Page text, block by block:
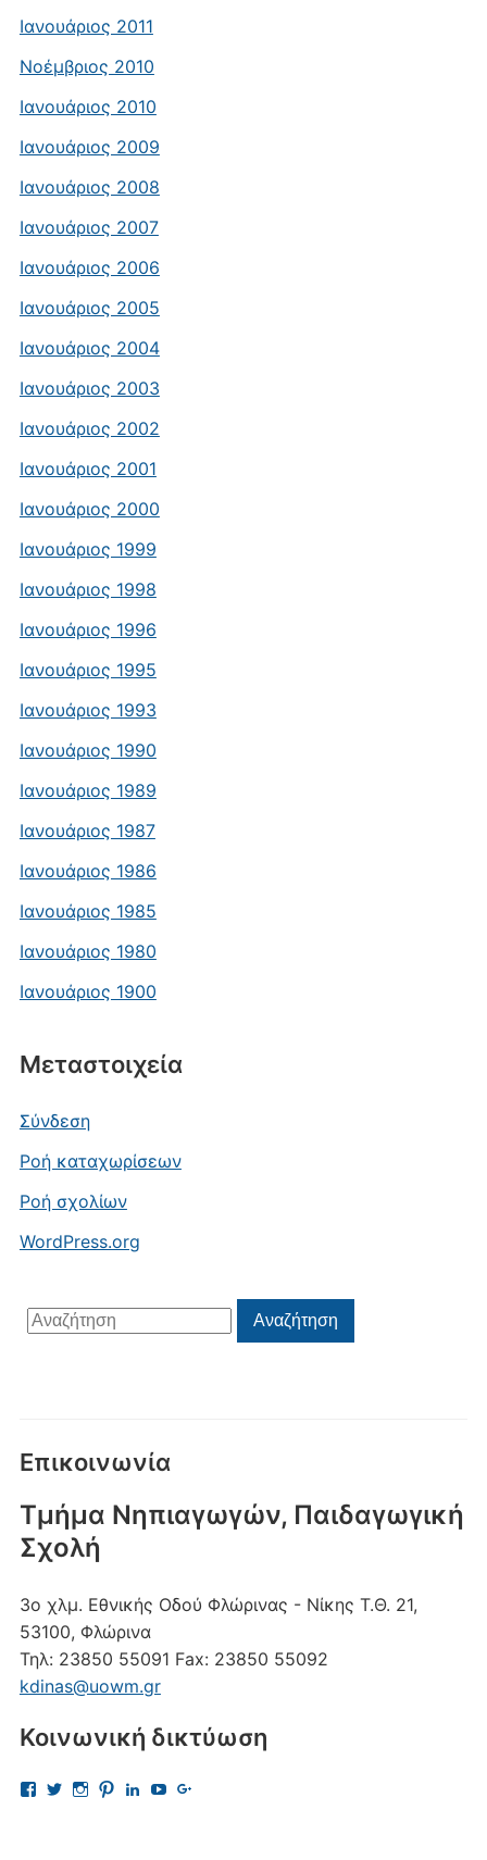
Ιανουάριος 2011
Νοέμβριος 2010
Ιανουάριος 2010
Ιανουάριος 2009
Ιανουάριος 2008
Ιανουάριος 2007
Ιανουάριος 2006
Ιανουάριος 2005
Ιανουάριος 2004
Ιανουάριος 2003
Ιανουάριος 2002
Ιανουάριος 2001
Ιανουάριος 2000
Ιανουάριος 1999
Ιανουάριος 1998
Ιανουάριος 1996
Ιανουάριος 1995
Ιανουάριος 1993
Ιανουάριος 1990
Ιανουάριος 1989
Ιανουάριος 1987
Ιανουάριος 1986
Ιανουάριος 1985
Ιανουάριος 1980
Ιανουάριος 1900
Μεταστοιχεία
Σύνδεση
Ροή καταχωρίσεων
Ροή σχολίων
WordPress.org
Αναζήτηση
για:
Αναζήτηση
Επικοινωνία
Τμήμα Νηπιαγωγών, Παιδαγωγική
Σχολή
3ο χλμ. Εθνικής Οδού Φλώρινας - Νίκης Τ.Θ. 21,
53100, Φλώρινα
Τηλ: 23850 55091 Fax: 23850 55092
kdinas@uowm.gr
Κοινωνική δικτύωση
Προβολή
Προβολή
Προβολή
Προβολή
Προβολή
Προβολή